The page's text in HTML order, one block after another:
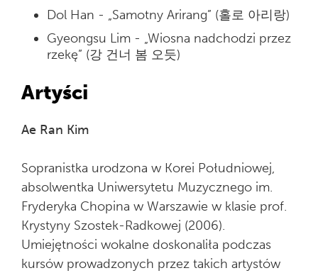
Dol Han - „Samotny Arirang” (홀로 아리랑)
Gyeongsu Lim - „Wiosna nadchodzi przez
rzekę” (강 건너 봄 오듯)
Artyści
Ae Ran Kim
Sopranistka urodzona w Korei Południowej,
absolwentka Uniwersytetu Muzycznego im.
Fryderyka Chopina w Warszawie w klasie prof.
Krystyny Szostek-Radkowej (2006).
Umiejętności wokalne doskonaliła podczas
kursów prowadzonych przez takich artystów